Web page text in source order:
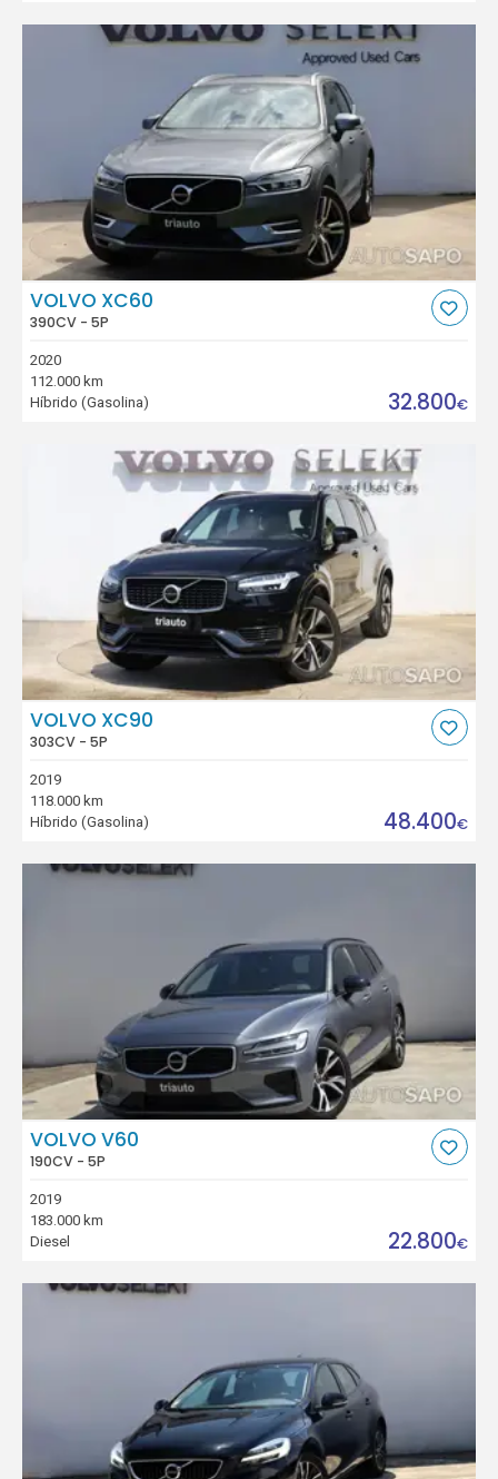
VOLVO XC60
390CV - 5P
2020
112.000 km
Híbrido (Gasolina)
32.800€
VOLVO XC90
303CV - 5P
2019
118.000 km
Híbrido (Gasolina)
48.400€
VOLVO V60
190CV - 5P
2019
183.000 km
Diesel
22.800€